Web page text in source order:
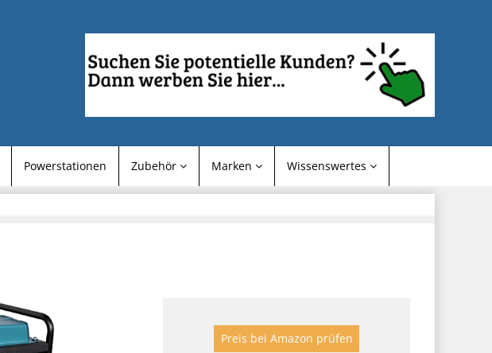
Powerstationen Zubehör Marken Wissenswertes
Preis bei Amazon prüfen